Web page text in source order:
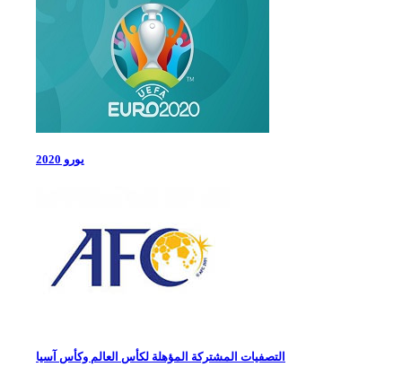
يورو 2020
التصفيات المشتركة المؤهلة لكأس العالم وكأس آسيا